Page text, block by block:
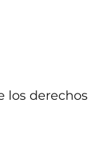
los derechos